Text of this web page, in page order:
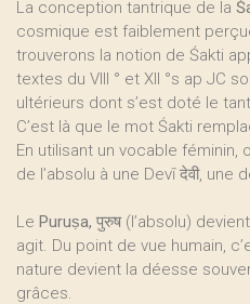
La conception tantrique de la
cosmique est faiblement
trouverons la notion de Śakti
textes du VIII ° et XII °s ap JC
ultérieurs dont s’est doté le
C’est là que le mot Śakti
En utilisant un vocable
de l’absolu à une Devī देवी, une
Le Puruṣa, पुरुष(l’absolu)
agit. Du point de vue humain,
nature devient la déesse
grâces.